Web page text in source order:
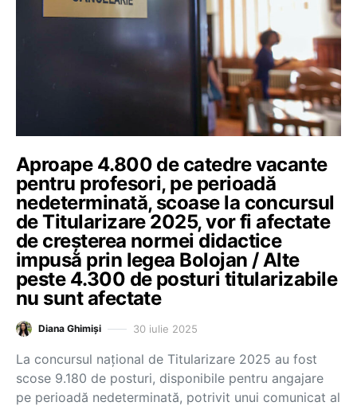
Aproape 4.800 de catedre vacante
pentru profesori, pe perioadă
nedeterminată, scoase la concursul
de Titularizare 2025, vor fi afectate
de creșterea normei didactice
impusă prin legea Bolojan / Alte
peste 4.300 de posturi titularizabile
nu sunt afectate
Diana Ghimiși 30 iulie 2025
La concursul național de Titularizare 2025 au fost
scose 9.180 de posturi, disponibile pentru angajare
pe perioadă nedeterminată, potrivit unui comunicat al